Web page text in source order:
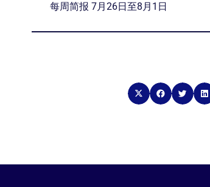
每周简报 7月26日至8月1日